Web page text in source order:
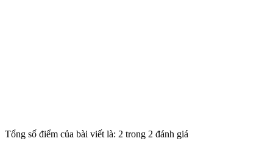
Tổng số điểm của bài viết là: 2 trong 2 đánh giá